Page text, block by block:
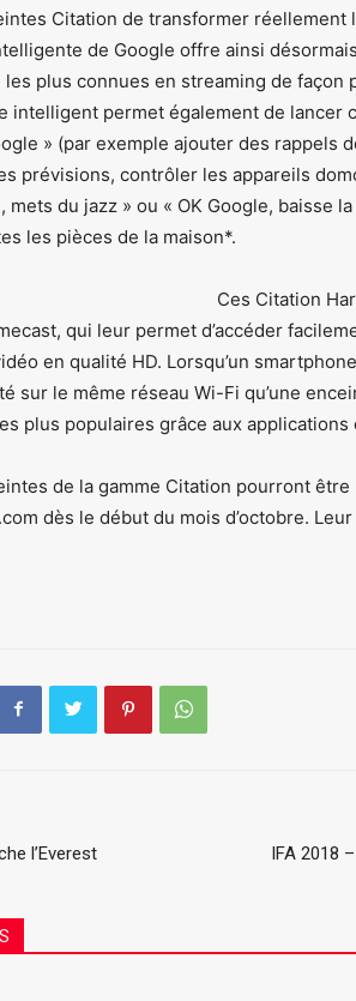
Citation de transformer réellement
de Google offre ainsi
plus connues en streaming de façon
intelligent permet également de lancer
» (par exemple ajouter des rappels
prévisions, contrôler les appareils
mets du jazz » ou « OK Google, baisse
les pièces de la maison*.
Ces Citation
qui leur permet d’accéder
en qualité HD. Lorsqu’un
sur le même réseau Wi-Fi qu’une
plus populaires grâce aux applications
de la gamme Citation pourront
dès le début du mois d’octobre.
l’Everest IFA 2018